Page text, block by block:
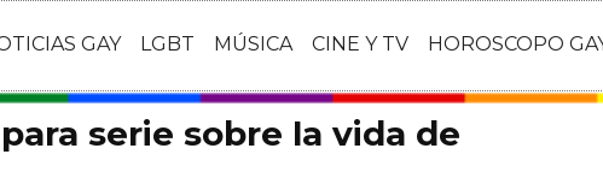
GAY LGBT MÚSICA CINE Y TV HOROSCOPO
serie sobre la vida de